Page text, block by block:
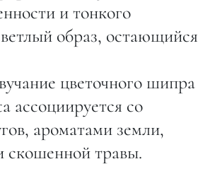
и тонкого
образ, остающийся
цветочного шипра
ассоциируется со
ароматами земли,
скошенной травы.